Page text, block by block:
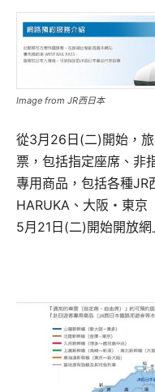
Image from JR西日本
從3月26日(二)開始，
票，包括指定座席、非
專用商品，包括各種JR
HARUKA、大阪・東京
5月21日(二)開始開放網